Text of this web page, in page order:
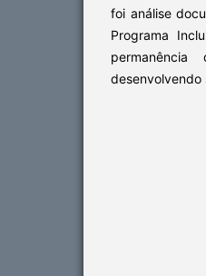
foi análise
Programa
desenvolvendo